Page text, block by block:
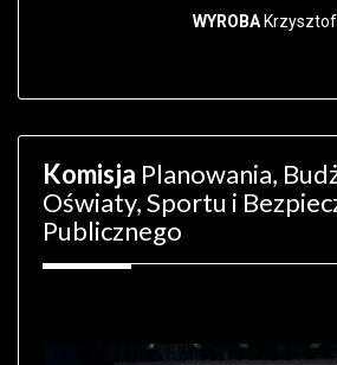
WYROBAKrzysztof
Komisja Planowania,
Oświaty, Sportu i
Publicznego